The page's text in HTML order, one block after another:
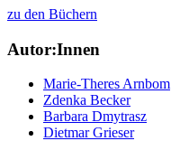
zu den Büchern
Autor:Innen
Marie-Theres Arnbom
Zdenka Becker
Barbara Dmytrasz
Dietmar Grieser